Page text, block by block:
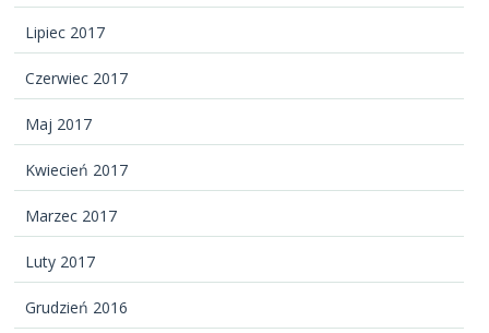
Lipiec 2017
Czerwiec 2017
Maj 2017
Kwiecień 2017
Marzec 2017
Luty 2017
Grudzień 2016